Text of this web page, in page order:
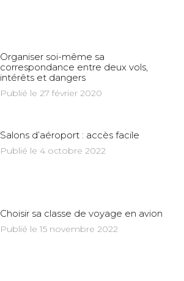
Organiser soi-même sa
correspondance entre deux vols,
intérêts et dangers
Publié le 27 février 2020
Salons d’aéroport : accès facile
Publié le 4 octobre 2022
Choisir sa classe de voyage en avion
Publié le 15 novembre 2022